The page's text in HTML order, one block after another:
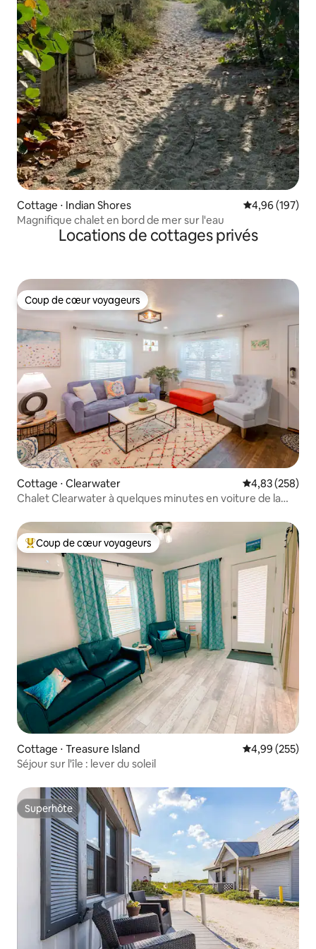
Cottage ⋅ Indian Shores Évaluation
4,96 (197)
Magnifique chalet en bord de mer sur l'eau
Locations de cottages privés
Coup de cœur voyageurs
Coup de cœur voyageurs
Cottage ⋅ Clearwater Évaluation
4,83 (258)
Chalet Clearwater à quelques minutes en voiture de la
Coups de cœur voyageurs les plus appréciés
Coup de cœur voyageurs
Cottage ⋅ Treasure Island Évaluation
4,99 (255)
Séjour sur l'île : lever du soleil
Superhôte
Superhôte